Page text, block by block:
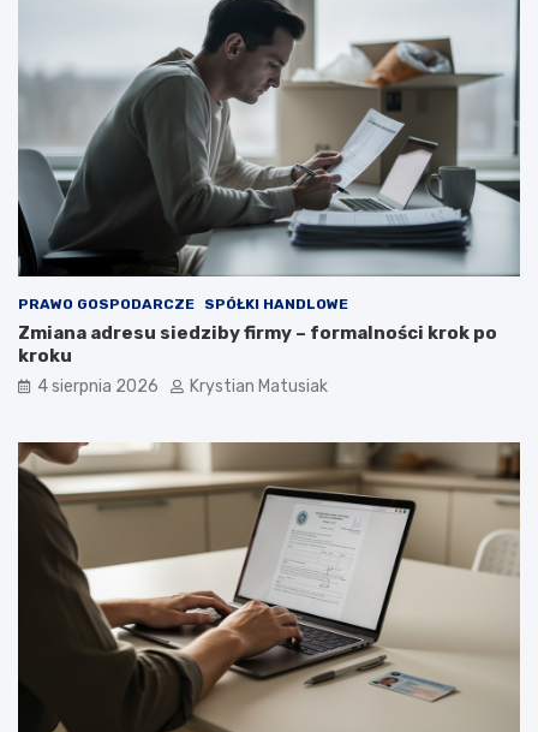
PRAWO GOSPODARCZE SPÓŁKI HANDLOWE
Zmiana adresu siedziby firmy – formalności krok po
kroku
4 sierpnia 2026 Krystian Matusiak